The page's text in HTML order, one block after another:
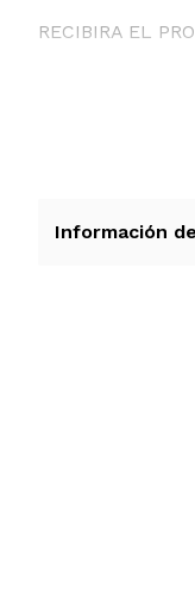
RECIBIRA EL
Información